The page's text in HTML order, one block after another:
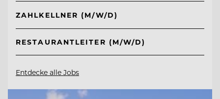
ZAHLKELLNER (M/W/D)
RESTAURANTLEITER (M/W/D)
Entdecke alle Jobs